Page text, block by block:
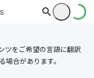
ツをご希望の言語に翻訳
場合があります。